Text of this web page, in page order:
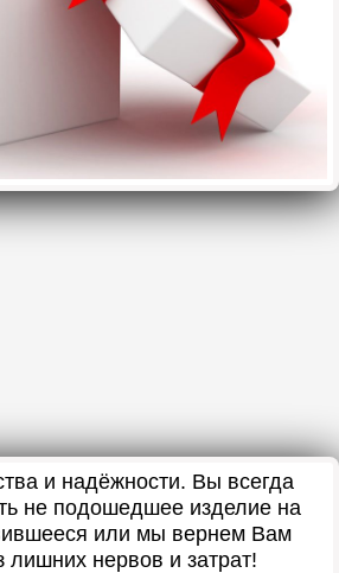
и надёжности. Вы всегда
не подошедшее изделие на
или мы вернем Вам
лишних нервов и затрат!